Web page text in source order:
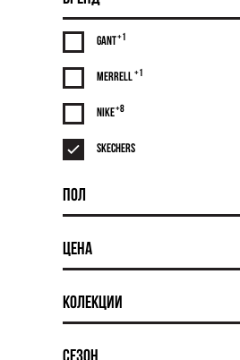
Gant+1
Merrell +1
Nike+8
Skechers
Пол
Цена
Колекции